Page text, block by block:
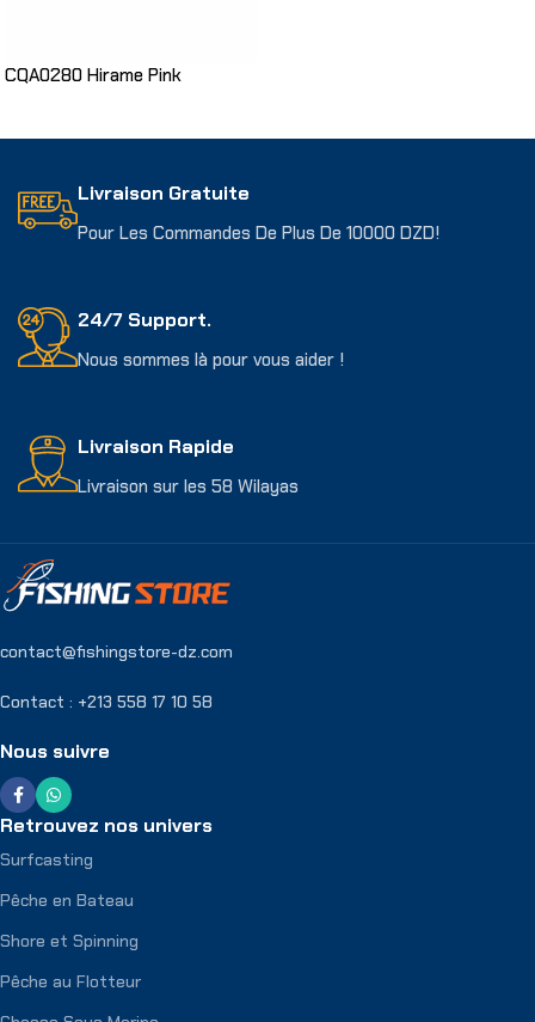
CQA0280 Hirame Pink
Livraison Gratuite
Pour Les Commandes De Plus De 10000 DZD!
24/7 Support.
Nous sommes là pour vous aider !
Livraison Rapide
Livraison sur les 58 Wilayas
contact@fishingstore-dz.com
Contact : +213 558 17 10 58
Nous suivre
Retrouvez nos univers
Surfcasting
Pêche en Bateau
Shore et Spinning
Pêche au Flotteur